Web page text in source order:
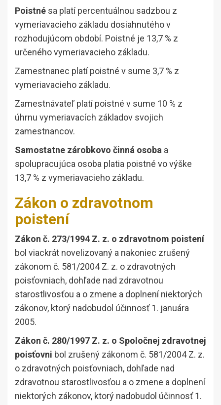
Poistné sa platí percentuálnou sadzbou z
vymeriavacieho základu dosiahnutého v
rozhodujúcom období. Poistné je 13,7 % z
určeného vymeriavacieho základu.
Zamestnanec platí poistné v sume 3,7 % z
vymeriavacieho základu.
Zamestnávateľ platí poistné v sume 10 % z
úhrnu vymeriavacích základov svojich
zamestnancov.
Samostatne zárobkovo činná osoba a
spolupracujúca osoba platia poistné vo výške
13,7 % z vymeriavacieho základu.
Zákon o zdravotnom
poistení
Zákon č. 273/1994 Z. z. o zdravotnom poistení
bol viackrát novelizovaný a nakoniec zrušený
zákonom č. 581/2004 Z. z. o zdravotných
poisťovniach, dohľade nad zdravotnou
starostlivosťou a o zmene a doplnení niektorých
zákonov, ktorý nadobudol účinnosť 1. januára
2005.
Zákon č. 280/1997 Z. z. o Spoločnej zdravotnej
poisťovni bol zrušený zákonom č. 581/2004 Z. z.
o zdravotných poisťovniach, dohľade nad
zdravotnou starostlivosťou a o zmene a doplnení
niektorých zákonov, ktorý nadobudol účinnosť 1.